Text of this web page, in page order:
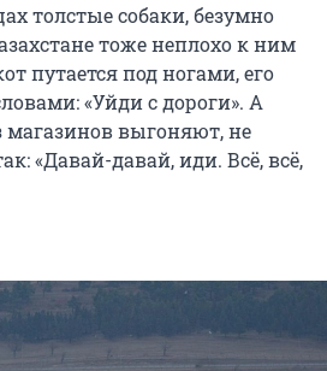
толстые собаки, безумно
тоже неплохо к ним
путается под ногами, его
«Уйди с дороги». А
магазинов выгоняют, не
«Давай-давай, иди. Всё, всё,